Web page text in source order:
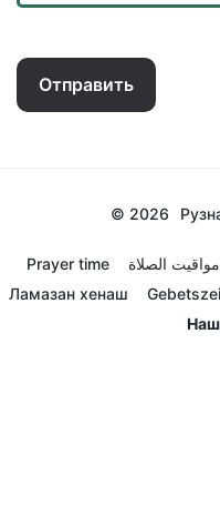
Отправить
© 2026
Prayer time مواقيت الصلاة
Ламазан хенаш